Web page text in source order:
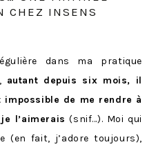
CHEZ INSENS
dans ma pratique
autant depuis six mois, il
impossible de me rendre à
l’aimerais (snif…). Moi qui
(en fait, j’adore toujours),